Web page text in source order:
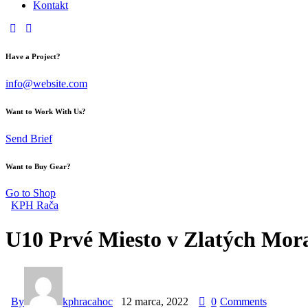
Kontakt
Have a Project?
info@website.com
Want to Work With Us?
Send Brief
Want to Buy Gear?
Go to Shop
KPH Rača
U10 Prvé Miesto v Zlatých
By kphracahoc 12 marca, 2022 0 Comments